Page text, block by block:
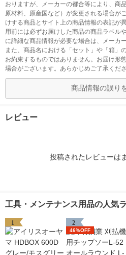
おりますが、メーカーの都合等により、商
原材料、原産国など）が変更される場合が
けする商品とサイト上の商品情報の表記が
用前には必ずお届けした商品の商品ラベル
に詳細な商品情報が必要な場合は、メーカ
また、商品名における「セット」や「箱」
お約束するものではありません。お届け形
場合がございます。あらかじめご了承くださ
商品情報の誤り
レビュー
投稿されたレビューは
工具・メンテナンス用品の人気
1 2
46%OFF